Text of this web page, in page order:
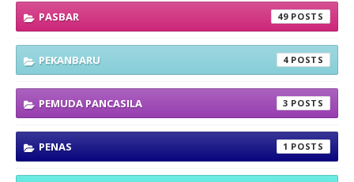
PASBAR 49
PEKANBARU 4
PEMUDA PANCASILA 3
PENAS 1